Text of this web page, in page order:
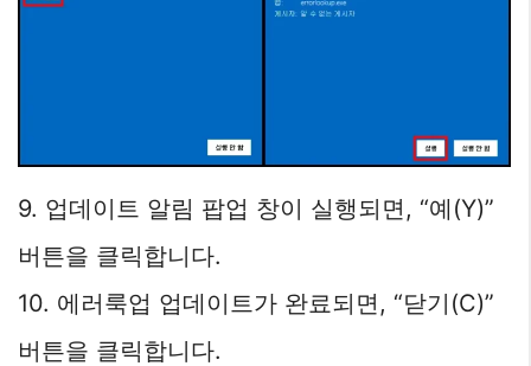
9. 업데이트 알림 팝업 창이 실행되면, “예(Y)”
버튼을 클릭합니다.
10. 에러룩업 업데이트가 완료되면, “닫기(C)”
버튼을 클릭합니다.